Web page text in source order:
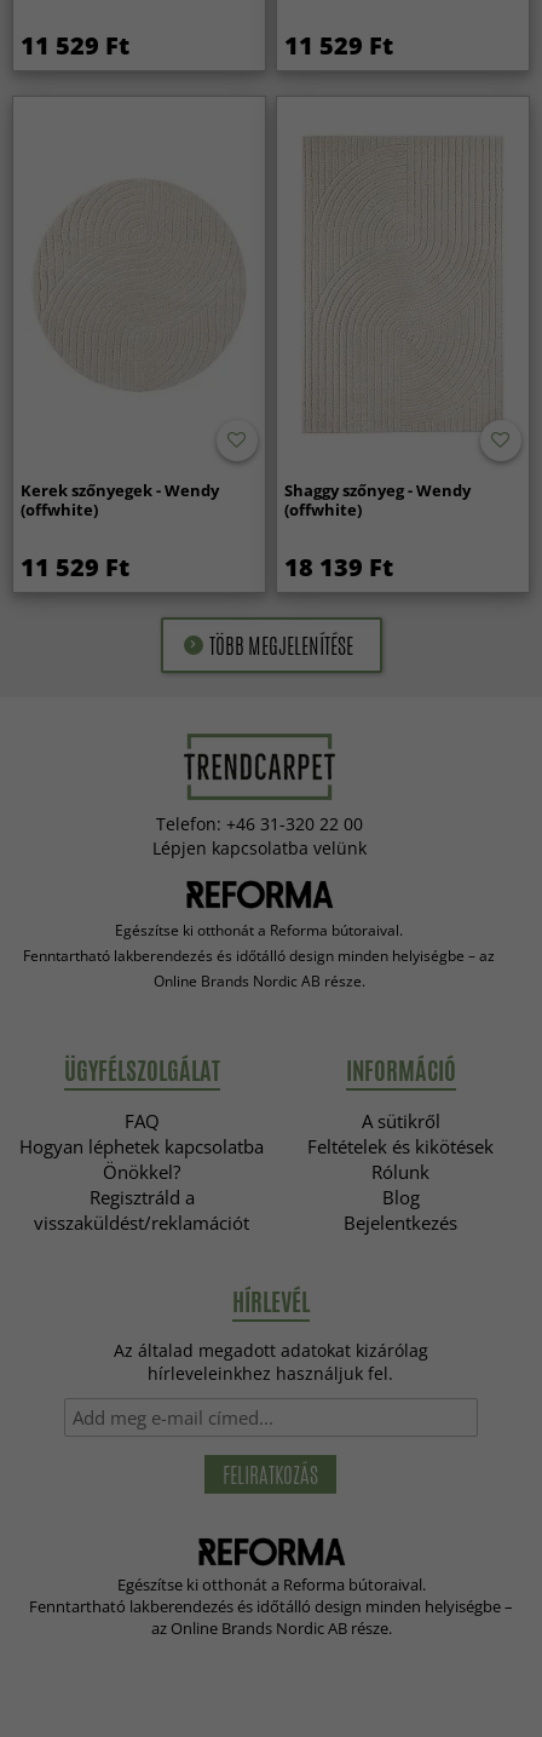
11 529 Ft 11 529 Ft
Kerek szőnyegek - Wendy
(offwhite)
11 529 Ft
Shaggy szőnyeg - Wendy
(offwhite)
18 139 Ft
TÖBB MEGJELENÍTÉSE
Telefon: +46 31-320 22 00
Lépjen kapcsolatba velünk
Egészítse ki otthonát a Reforma bútoraival.
Fenntartható lakberendezés és időtálló design minden helyiségbe – az
Online Brands Nordic AB része.
ÜGYFÉLSZOLGÁLAT
FAQ
Hogyan léphetek kapcsolatba
Önökkel?
Regisztráld a
visszaküldést/reklamációt
INFORMÁCIÓ
A sütikről
Feltételek és kikötések
Rólunk
Blog
Bejelentkezés
HÍRLEVÉL
Az általad megadott adatokat kizárólag
hírleveleinkhez használjuk fel.
FELIRATKOZÁS
Egészítse ki otthonát a Reforma bútoraival.
Fenntartható lakberendezés és időtálló design minden helyiségbe –
az Online Brands Nordic AB része.